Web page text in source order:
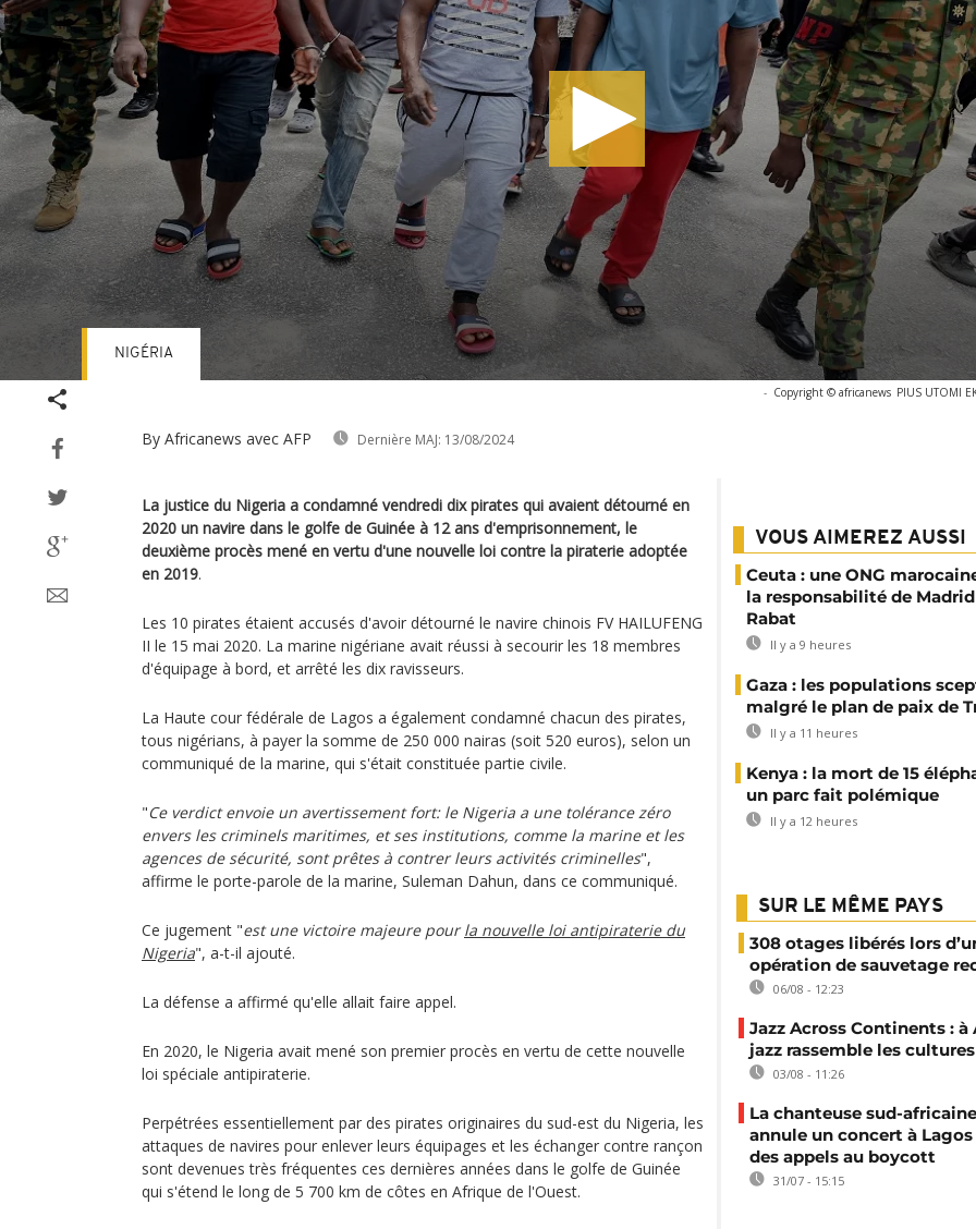
- Copyright © africanews PIUS UTOMI
By Africanews avec AFP Dernière MAJ: 13/08/2024
NIGÉRIA
La justice du Nigeria a condamné vendredi dix pirates qui avaient détourné en
2020 un navire dans le golfe de Guinée à 12 ans d'emprisonnement, le
deuxième procès mené en vertu d'une nouvelle loi contre la piraterie adoptée
en 2019.
Les 10 pirates étaient accusés d'avoir détourné le navire chinois FV HAILUFENG
II le 15 mai 2020. La marine nigériane avait réussi à secourir les 18 membres
d'équipage à bord, et arrêté les dix ravisseurs.
La Haute cour fédérale de Lagos a également condamné chacun des pirates,
tous nigérians, à payer la somme de 250 000 nairas (soit 520 euros), selon un
communiqué de la marine, qui s'était constituée partie civile.
"Ce verdict envoie un avertissement fort: le Nigeria a une tolérance zéro
envers les criminels maritimes, et ses institutions, comme la marine et les
agences de sécurité, sont prêtes à contrer leurs activités criminelles",
affirme le porte-parole de la marine, Suleman Dahun, dans ce communiqué.
Ce jugement "est une victoire majeure pourla nouvelle loi antipiraterie du
Nigeria", a-t-il ajouté.
La défense a affirmé qu'elle allait faire appel.
En 2020, le Nigeria avait mené son premier procès en vertu de cette nouvelle
loi spéciale antipiraterie.
Perpétrées essentiellement par des pirates originaires du sud-est du Nigeria, les
attaques de navires pour enlever leurs équipages et les échanger contre rançon
sont devenues très fréquentes ces dernières années dans le golfe de Guinée
qui s'étend le long de 5 700 km de côtes en Afrique de l'Ouest.
VOUS AIMEREZ AUSSI
Ceuta : une ONG
la responsabilité de
Rabat
Il y a 9 heures
Gaza : les populations
malgré le plan de paix de
Il y a 11 heures
Kenya : la mort de 15
un parc fait polémique
Il y a 12 heures
SUR LE MÊME PAYS
308 otages libérés lors
opération de sauvetage
06/08 - 12:23
Jazz Across Continents : à
jazz rassemble les cultures
03/08 - 11:26
La chanteuse sud-
annule un concert à Lagos
des appels au boycott
31/07 - 15:15